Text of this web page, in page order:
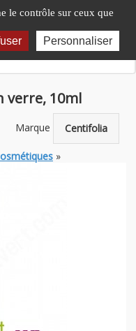
le contrôle sur ceux que
Personnaliser
verre, 10ml
Marque Centifolia
»